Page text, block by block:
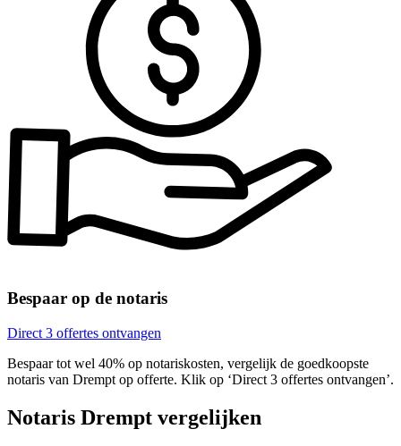
Bespaar op de notaris
Direct 3 offertes ontvangen
Bespaar tot wel 40% op notariskosten, vergelijk de goedkoopste
notaris van Drempt op offerte. Klik op ‘Direct 3 offertes ontvangen’.
Notaris Drempt vergelijken